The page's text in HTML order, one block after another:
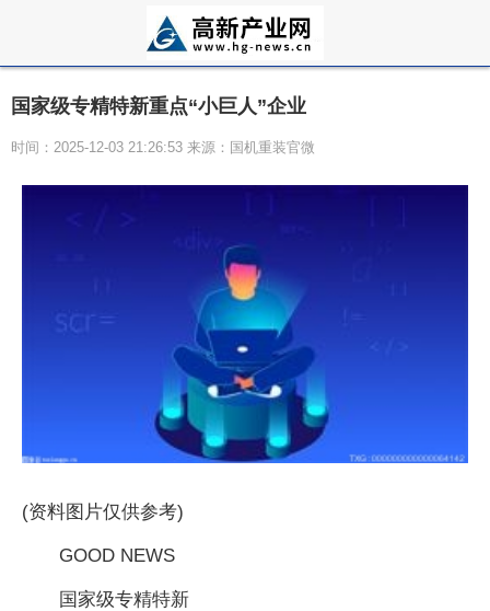
国家级专精特新重点“小巨人”企业
时间：2025-12-03 21:26:53 来源：国机重装官微
(资料图片仅供参考)
GOOD NEWS
国家级专精特新